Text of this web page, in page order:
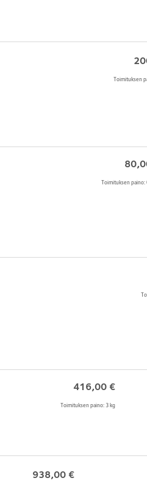
Toimituksen
Toimituksen paino:
416,00 €
Toimituksen paino: 3 kg
938,00 €